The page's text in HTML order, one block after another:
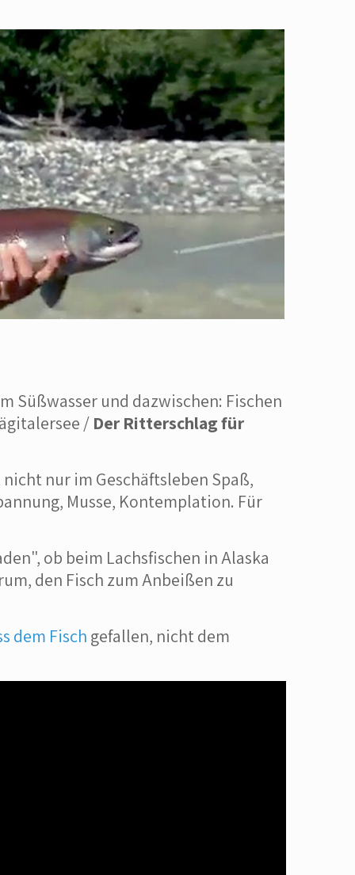
Süßwasser und dazwischen: Fischen
/ Der Ritterschlag für
nur im Geschäftsleben Spaß,
Musse, Kontemplation. Für
ob beim Lachsfischen in Alaska
den Fisch zum Anbeißen zu
dem Fisch gefallen, nicht dem